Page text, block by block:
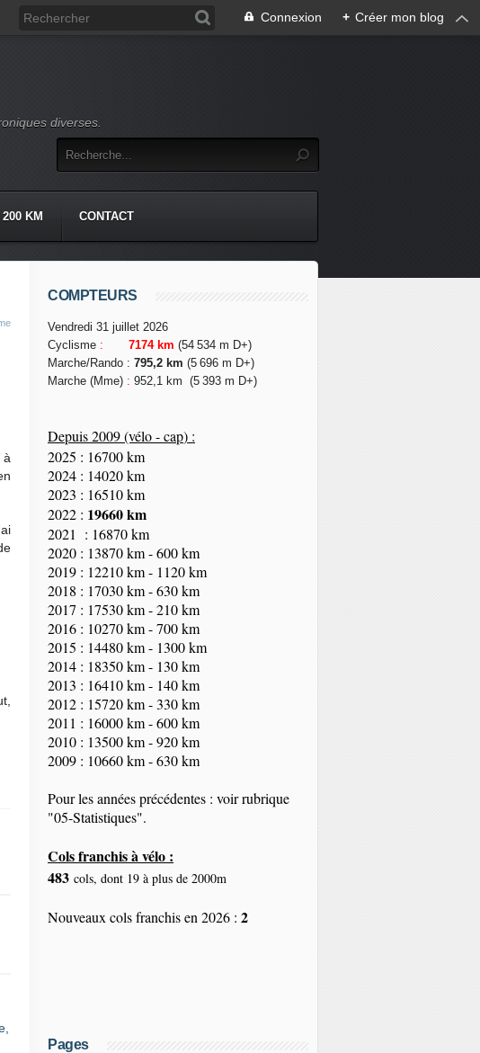
Connexion + Créer mon blog
diverses.
KM CONTACT
à
COMPTEURS
Vendredi 31 juillet 2026
Cyclisme : 7174 km (54 534 m D+)
Marche/Rando : 795,2 km (5 696 m D+)
Marche (Mme) : 952,1 km (5 393 m D+)
Depuis 2009 (vélo - cap) :
2025 : 16700 km
2024 : 14020 km
2023 : 16510 km
2022 : 19660 km
2021 : 16870 km
2020 : 13870 km - 600 km
2019 : 12210 km - 1120 km
2018 : 17030 km - 630 km
2017 : 17530 km - 210 km
2016 : 10270 km - 700 km
2015 : 14480 km - 1300 km
2014 : 18350km- 130 km
2013 : 16410 km - 140 km
2012 : 15720 km - 330 km
2011 : 16000 km - 600 km
2010 : 13500 km - 920 km
2009 : 10660 km - 630 km
Pour les années précédentes : voir rubrique
"05-Statistiques".
Cols franchis à vélo :
483 cols, dont 19 à plus de 2000m
Nouveaux cols franchis en 2026 : 2
Pages